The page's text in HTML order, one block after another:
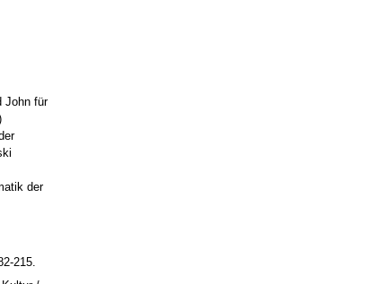
John für
der
215.